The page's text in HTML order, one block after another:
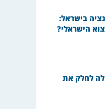
בישראל:
הישראלי?
לחלק את